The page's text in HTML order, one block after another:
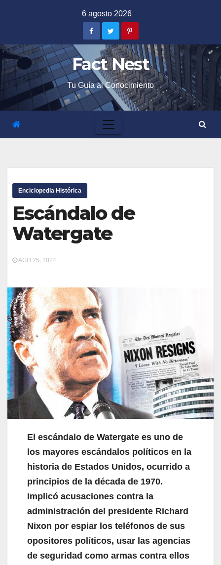
6 agosto 2026
Fact Nest
Tu Guía al Conocimiento
Enciclopedia Histórica
Escándalo de
Watergate
AGO 25, 2024
El escándalo de Watergate es uno de
los mayores escándalos políticos en la
historia de Estados Unidos, ocurrido a
principios de la década de 1970.
Implicó acusaciones contra la
administración del presidente Richard
Nixon por espiar los teléfonos de sus
opositores políticos, usar las agencias
de seguridad como armas contra ellos